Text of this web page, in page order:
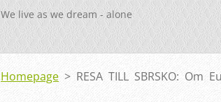
We live as we dream - alone
Homepage > RESA TILL SBRSKO: